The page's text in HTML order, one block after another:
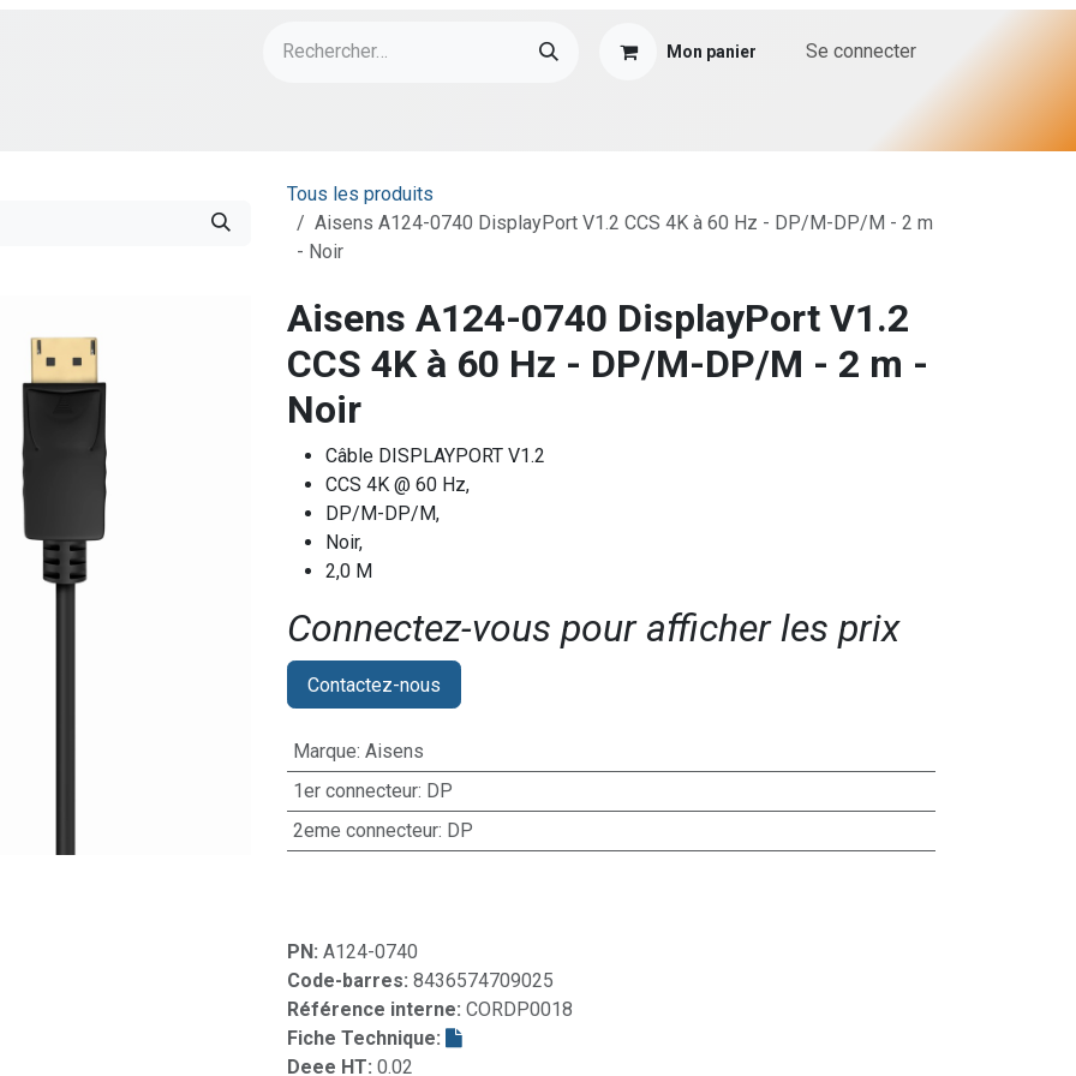
Mon panier Se connecter
Tous les produits
Aisens A124-0740 DisplayPort V1.2 CCS 4K à 60 Hz - DP/M-DP/M - 2 m
- Noir
Aisens A124-0740 DisplayPort V1.2
CCS 4K à 60 Hz - DP/M-DP/M - 2 m -
Noir
Câble DISPLAYPORT V1.2
CCS 4K @ 60 Hz,
DP/M-DP/M,
Noir,
2,0 M
Connectez-vous pour afficher les prix​
Contactez-nous
Marque: Aisens
1er connecteur: DP
2eme connecteur: DP
PN: A124-0740
Code-barres: 8436574709025
Référence interne: CORDP0018
Fiche Technique:
Deee HT: 0.02